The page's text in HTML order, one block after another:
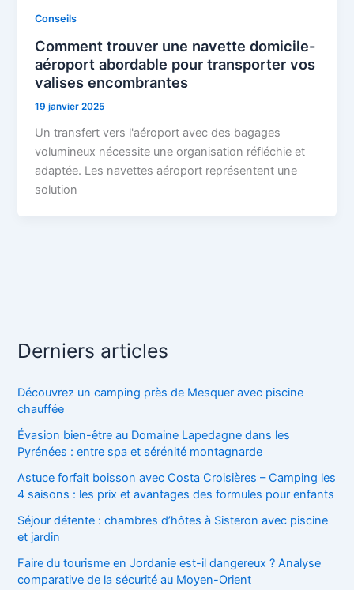
Conseils
Comment trouver une navette domicile-
aéroport abordable pour transporter vos
valises encombrantes
19 janvier 2025
Un transfert vers l'aéroport avec des bagages
volumineux nécessite une organisation réfléchie et
adaptée. Les navettes aéroport représentent une
solution
Derniers articles
Découvrez un camping près de Mesquer avec piscine
chauffée
Évasion bien-être au Domaine Lapedagne dans les
Pyrénées : entre spa et sérénité montagnarde
Astuce forfait boisson avec Costa Croisières – Camping les
4 saisons : les prix et avantages des formules pour enfants
Séjour détente : chambres d’hôtes à Sisteron avec piscine
et jardin
Faire du tourisme en Jordanie est-il dangereux ? Analyse
comparative de la sécurité au Moyen-Orient